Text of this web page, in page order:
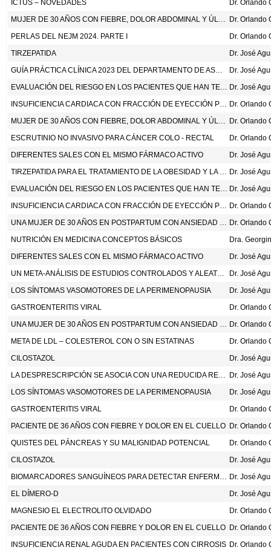
ICTUS – NOVEDADES
MUJER DE 30 AÑOS CON FIEBRE, DOLOR ABDOMINAL Y ÚLCERAS CUTÁNEAS EN EL POST - PARTO
PERLAS DEL NEJM 2024. PARTE I
TIRZEPATIDA
Dr. José
GUÍA PRÁCTICA CLÍNICA 2023 DEL DEPARTAMENTO DE ASUNTOS DE VETERANOS Y DEL DEPARTAMENTO DE DEFENSA DE LOS ESTADOS UNIDOS PARA EL TRATAMIENTO DE LA CEFALEA. ANN INTERN MED 2024;177:1675-94
Dr. José
EVALUACIÓN DEL RIESGO EN LOS PACIENTES QUE HAN TENIDO UNA ISQUEMIA CEREBRAL TRANSITORIA Dr. José
INSUFICIENCIA CARDIACA CON FRACCIÓN DE EYECCIÓN PRESERVADA
MUJER DE 30 AÑOS CON FIEBRE, DOLOR ABDOMINAL Y ÚLCERAS CUTÁNEAS EN EL POST - PARTO
ESCRUTINIO NO INVASIVO PARA CÁNCER COLO - RECTAL
DIFERENTES SALES CON EL MISMO FÁRMACO ACTIVO
Dr. José
TIRZEPATIDA PARA EL TRATAMIENTO DE LA OBESIDAD Y LA PREVENCIÓN DE DIABETES. N ENG J MED 2024; DOI:10.1056/NEJMOA2410819. Dr. José
EVALUACIÓN DEL RIESGO EN LOS PACIENTES QUE HAN TENIDO UNA ISQUEMIA CEREBRAL TRANSITORIA Dr. José
INSUFICIENCIA CARDIACA CON FRACCIÓN DE EYECCIÓN PRESERVADA
UNA MUJER DE 30 AÑOS EN POSTPARTUM CON ANSIEDAD Y PENSAMIENTOS INTRUSIVOS
NUTRICIÓN EN MEDICINA CONCEPTOS BÁSICOS
DIFERENTES SALES CON EL MISMO FÁRMACO ACTIVO
Dr. José
UN META-ANÁLISIS DE ESTUDIOS CONTROLADOS Y ALEATORIZADOS QUE EXAMINAN LOS EFECTOS DE LOS INHIBIDORES DEL COTRANSPORTADOR DE SODIO Y GLUCOSA TIPO 2 SOBRE LA ENFERMEDAD ARTERIAL PERIFÉRICA Y EL RIESGO DE AMPUTACIONES. DIABETES OBES METAB 2024;26:5376-89.
Dr. José
LOS SÍNTOMAS VASOMOTORES DE LA PERIMENOPAUSIA
Dr. José
GASTROENTERITIS VIRAL
UNA MUJER DE 30 AÑOS EN POSTPARTUM CON ANSIEDAD Y PENSAMIENTOS INTRUSIVOS
META DE LDL – COLESTEROL CON O SIN ESTATINAS
CILOSTAZOL
Dr. José
LA DESPRESCRIPCIÓN SE ASOCIA CON UNA REDUCIDA READMISIÓN AL HOSPITAL: UN META-ANÁLISIS ACTUALIZADO DE ENSAYOS CONTROLADOS Y ALEATORIZADOS. J AM GERIATR SOC 2024;1-4. DOI: 10.1111/JGS.19166
Dr. José
LOS SÍNTOMAS VASOMOTORES DE LA PERIMENOPAUSIA
Dr. José
GASTROENTERITIS VIRAL
PACIENTE DE 36 AÑOS CON FIEBRE Y DOLOR EN EL CUELLO
QUISTES DEL PÁNCREAS Y SU MALIGNIDAD POTENCIAL
CILOSTAZOL
Dr. José
BIOMARCADORES SANGUÍNEOS PARA DETECTAR ENFERMEDAD DE ALZHEIMER EN LA ATENCIÓN PRIMARIA Y SECUNDARIA. JAMA 2024; DOI:10.1001/JAMA.2024.13855 Dr. José
EL DÍMERO-D
Dr. José
MAGNESIO EL ELECTROLITO OLVIDADO
PACIENTE DE 36 AÑOS CON FIEBRE Y DOLOR EN EL CUELLO
INSUFICIENCIA RENAL AGUDA EN PACIENTES CON CIRROSIS